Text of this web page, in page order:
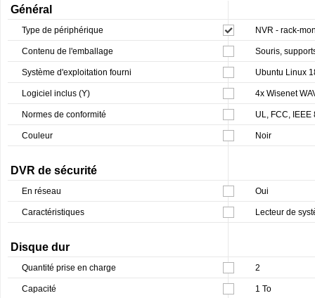
Général
Type de périphérique NVR - rack-
Contenu de l'emballage Souris,
Système d'exploitation fourni Ubuntu Linux
Logiciel inclus (Y) 4x Wisenet
Normes de conformité UL, FCC, IEEE
Couleur Noir
DVR de sécurité
En réseau Oui
Caractéristiques Lecteur de
Disque dur
Quantité prise en charge 2
Capacité 1 To